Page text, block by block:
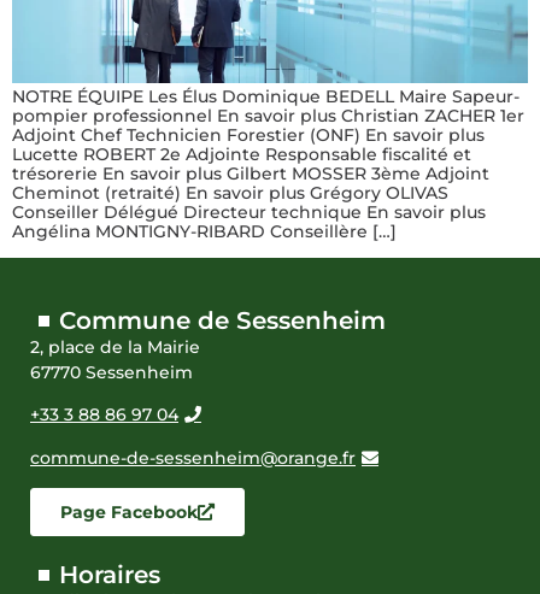
NOTRE ÉQUIPE Les Élus Dominique BEDELL Maire Sapeur-
pompier professionnel En savoir plus Christian ZACHER 1er
Adjoint Chef Technicien Forestier (ONF) En savoir plus
Lucette ROBERT 2e Adjointe Responsable fiscalité et
trésorerie En savoir plus Gilbert MOSSER 3ème Adjoint
Cheminot (retraité) En savoir plus Grégory OLIVAS
Conseiller Délégué Directeur technique En savoir plus
Angélina MONTIGNY-RIBARD Conseillère […]
Commune de Sessenheim
2, place de la Mairie
67770 Sessenheim
+33 3 88 86 97 04
commune-de-sessenheim@orange.fr
Page Facebook
Horaires